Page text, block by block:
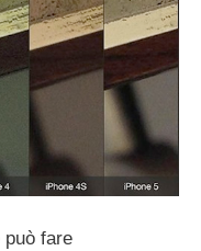
può fare